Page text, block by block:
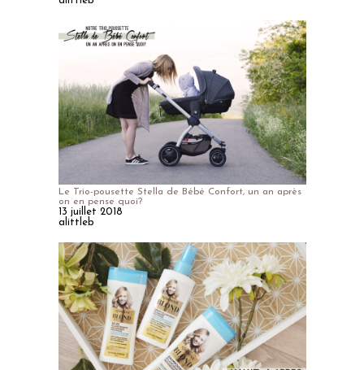
Le Trio-pousette Stella de Bébé Confort, un an après
on en pense quoi?
13 juillet 2018
alittleb